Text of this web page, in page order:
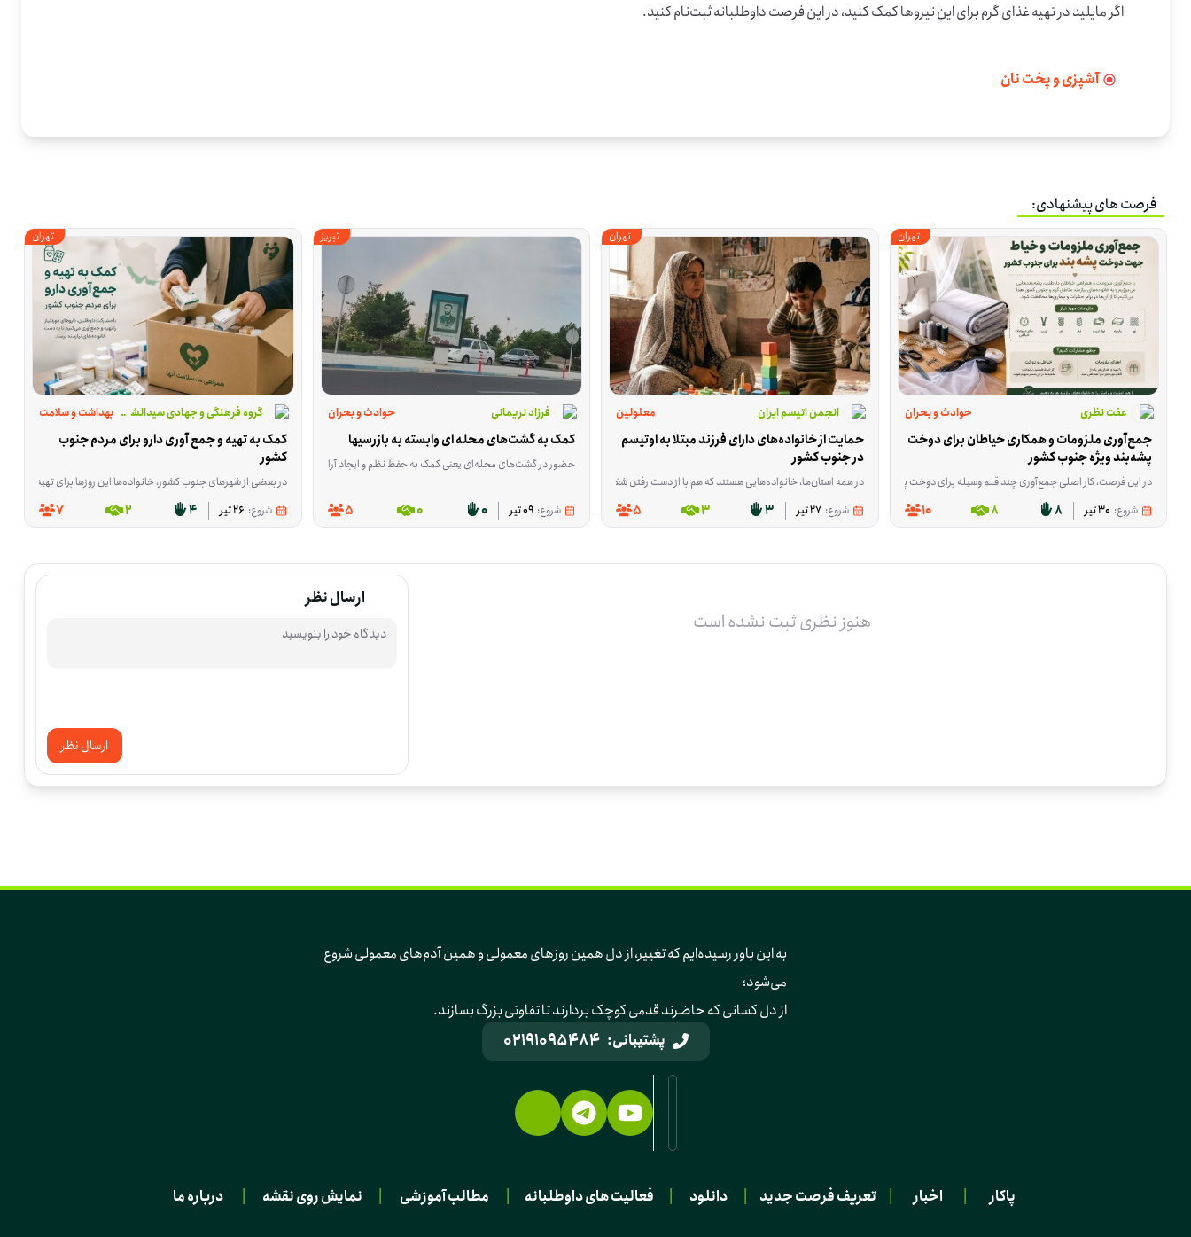
اگر مایلید در تهیه غذای گرم برای این نیروها کمک کنید، در این فرصت داوطلبانه ثبت‌نام کنید.
آشپزی و پخت نان
فرصت های پیشنهادی:
تهران
عفت نظری حوادث و بحران
پشه‌بند ویژه جنوب کشور
در این فرصت، کار اصلی جمع‌آوری چند قلم وسیله برای دوخت پشه‌بند است؛ طور و حریر مقاوم، فنر، نوار اریب ۵ سانت و نخ. برزنت مورد نیاز برای کف پشه‌بند فراهم شده و حالا تکمیل این بخش از کار اهمیت دارد. این پشه‌بندها برای اهدا به خوزستان آماده می‌شوند و هدف، رساندن اقلامی است که برای دوخت آن‌ها لازم است. اگر در تهیه پارچه، ملزومات خیاطی یا تأمین این وسایل دسترسی و آشنایی دارید، حضور شما می‌تواند این روند را جلو ببرد. هماهنگی این فرصت در تهران، استان تهران انجام می‌شود و برای افرادی مناسب است که بتوانند در جمع‌آوری یا تأمین این اقلام کمک کنند. اگر می‌توانید یکی از این وسایل را تهیه کنید، به این فرصت بپیوندید.
شروع: 30 تیر 8
8
10
تهران
انجمن اتیسم ایران معلولین
در جنوب کشور
در همه استان‌ها، خانواده‌هایی هستند که هم با از دست رفتن شغل سرپرست و هم با هزینه‌های بالای مراقبت از فرزند اتیسم زیر فشار مالی قرار گرفته‌اند. این فرصت برای کمک به همین خانواده‌ها در جنوب کشور شکل گرفته است. هدف این کار، سبک‌تر کردن بخشی از هزینه‌های ضروری این خانواده‌های آبرومند و شریف است. اگر امکانش را دارید، به این خانواده‌ها کمک
شروع: 27 تیر 3
3
5
تبریز
فرزاد نریمانی حوادث و بحران
کمک به گشت‌های محله ای وابسته به بازرسیها
حضور در گشت‌های محله‌ای یعنی کمک به حفظ نظم و ایجاد آرامش در فضاهای عمومی محله. این فرصت برای افرادی تعریف شده که می‌خواهند در یک فعالیت مشخص و میدانی، بخشی از روند بازرسی‌ها و گشت‌های محلی باشند. این فعالیت در تبریزِ آذربایجان شرقی انجام می‌شود و در دسته خدمات عمومی قرار دارد. اگر از کارهای میدانی
شروع: 09 تیر 0
0
5
تهران
گروه فرهنگی و جهادی سیدالشهدا بهداشت و سلامت
کشور
در بعضی از شهرهای جنوب کشور، خانواده‌ها این روزها برای تهیه داروهای ضروری با مشکل جدی روبه‌رو هستند. این فرصت برای کمک به جمع‌آوری و تهیه دارو شکل گرفته تا
شروع: 26 تیر 4
2
7
هنوز نظری ثبت نشده است
ارسال نظر
ارسال نظر
به این باور رسیده‌ایم که تغییر، از دل همین روزهای معمولی و همین آدم‌های معمولی شروع
می‌شود؛
از دل کسانی که حاضرند قدمی کوچک بردارند تا تفاوتی بزرگ بسازند.
پشتیبانی: 02191095484
پاکار اخبار تعریف فرصت جدید دانلود فعالیت های داوطلبانه مطالب آموزشی نمایش روی نقشه درباره ما